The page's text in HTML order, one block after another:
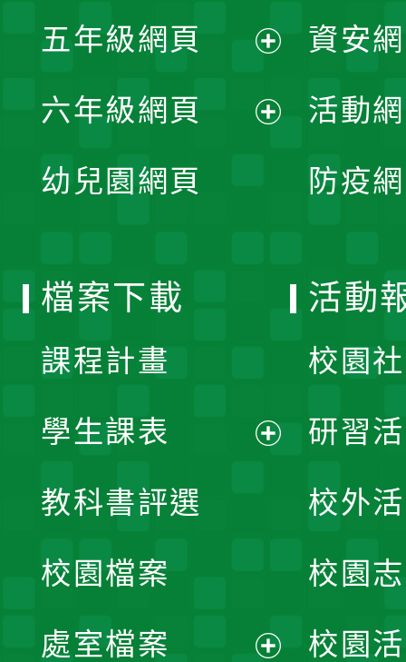
單
選
單
開
選
五年級網頁
開
六年級網頁
幼兒園網頁
資安
活動
防疫
檔案下載
課程計畫
學生課表
單
教科書評選
校園檔案
處室檔案
活動
校園
研習
校外
校園
校園